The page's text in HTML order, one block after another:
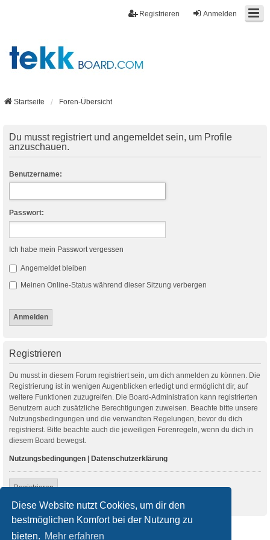
Diese Website nutzt Cookies, um dir den
bestmöglichen Komfort bei der Nutzung zu
bieten. Mehr erfahren
Anmelden
Registrieren
Startseite Foren-Übersicht
Du musst registriert und angemeldet sein, um Profile
anzuschauen.
Benutzername:
Passwort:
Ich habe mein Passwort vergessen
Angemeldet bleiben
Meinen Online-Status während dieser Sitzung verbergen
Registrieren
Du musst in diesem Forum registriert sein, um dich anmelden zu können. Die
Registrierung ist in wenigen Augenblicken erledigt und ermöglicht dir, auf
weitere Funktionen zuzugreifen. Die Board-Administration kann registrierten
Benutzern auch zusätzliche Berechtigungen zuweisen. Beachte bitte unsere
Nutzungsbedingungen und die verwandten Regelungen, bevor du dich
registrierst. Bitte beachte auch die jeweiligen Forenregeln, wenn du dich in
diesem Board bewegst.
Nutzungsbedingungen | Datenschutzerklärung
Registrieren
Startseite Foren-Übersicht